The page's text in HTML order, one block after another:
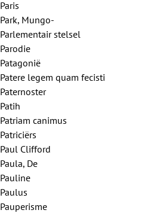
Paris
Park, Mungo-
Parlementair stelsel
Parodie
Patagonië
Patere legem quam fecisti
Paternoster
Patih
Patriam canimus
Patriciërs
Paul Clifford
Paula, De
Pauline
Paulus
Pauperisme